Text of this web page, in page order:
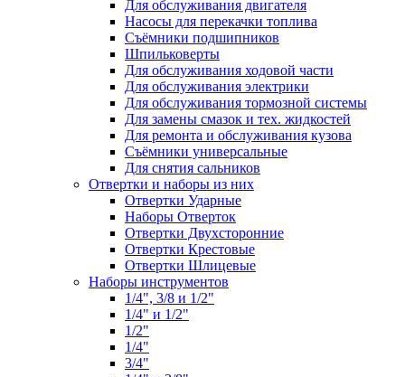
Для обслуживания двигателя
Насосы для перекачки топлива
Съёмники подшипников
Шпильковерты
Для обслуживания ходовой части
Для обслуживания электрики
Для обслуживания тормозной системы
Для замены смазок и тех. жидкостей
Для ремонта и обслуживания кузова
Съёмники универсальные
Для снятия сальников
Отвертки и наборы из них
Отвертки Ударные
Наборы Отверток
Отвертки Двухсторонние
Отвертки Крестовые
Отвертки Шлицевые
Наборы инструментов
1/4", 3/8 и 1/2"
1/4" и 1/2"
1/2"
1/4"
3/4"